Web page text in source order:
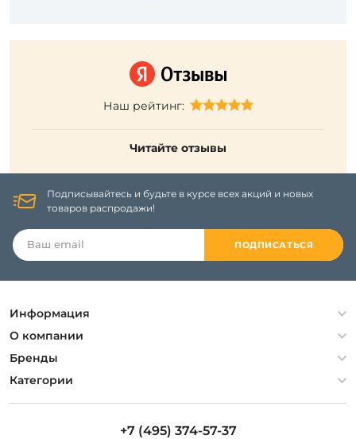
Наш рейтинг:
Читайте отзывы
Подписывайтесь и будьте в курсе всех акций и новых
товаров распродажи!
ПОДПИСАТЬСЯ
Информация
Политика конфиденциальности
Гарантия
Оплата и доставка
О компании
О компании
Контакты
Бренды
Artelamp
Категории
Люстры
+7 (495) 374-57-37